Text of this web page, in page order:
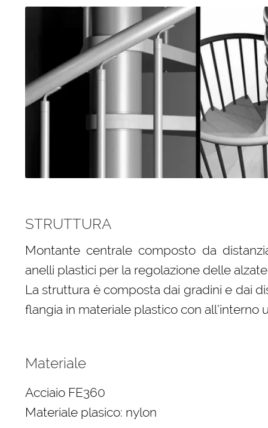
STRUTTURA
Montante centrale composto da
anelli plastici per la regolazione delle
La struttura è composta dai gradini e dai
flangia in materiale plastico con
Materiale
Acciaio FE360
Materiale plasico: nylon